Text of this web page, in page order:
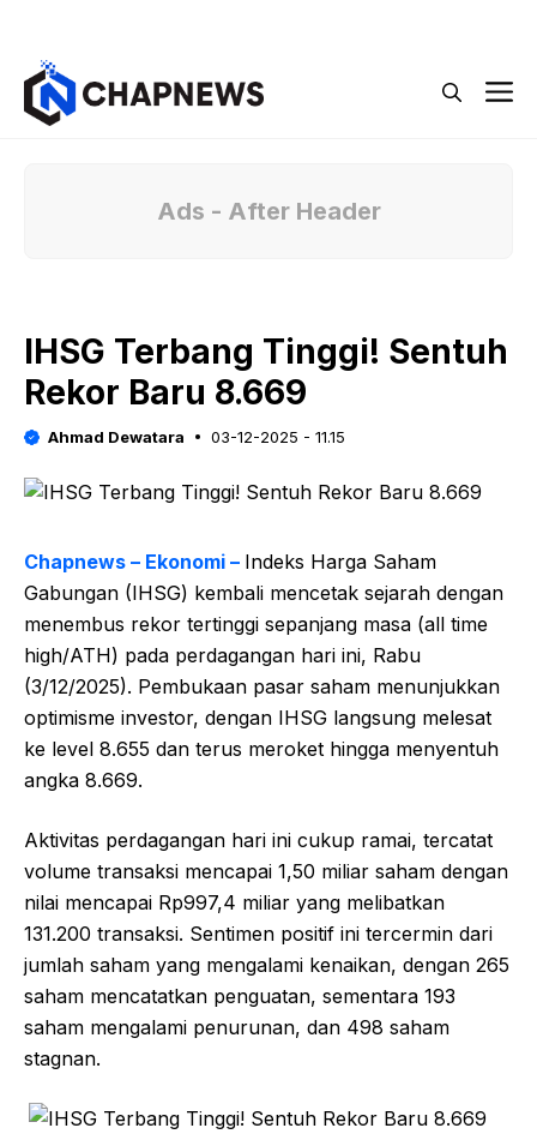
Ads - After Header
IHSG Terbang Tinggi! Sentuh
Rekor Baru 8.669
Ahmad Dewatara 03-12-2025 - 11.15
Chapnews – Ekonomi – Indeks Harga Saham
Gabungan (IHSG) kembali mencetak sejarah dengan
menembus rekor tertinggi sepanjang masa (all time
high/ATH) pada perdagangan hari ini, Rabu
(3/12/2025). Pembukaan pasar saham menunjukkan
optimisme investor, dengan IHSG langsung melesat
ke level 8.655 dan terus meroket hingga menyentuh
angka 8.669.
Aktivitas perdagangan hari ini cukup ramai, tercatat
volume transaksi mencapai 1,50 miliar saham dengan
nilai mencapai Rp997,4 miliar yang melibatkan
131.200 transaksi. Sentimen positif ini tercermin dari
jumlah saham yang mengalami kenaikan, dengan 265
saham mencatatkan penguatan, sementara 193
saham mengalami penurunan, dan 498 saham
stagnan.